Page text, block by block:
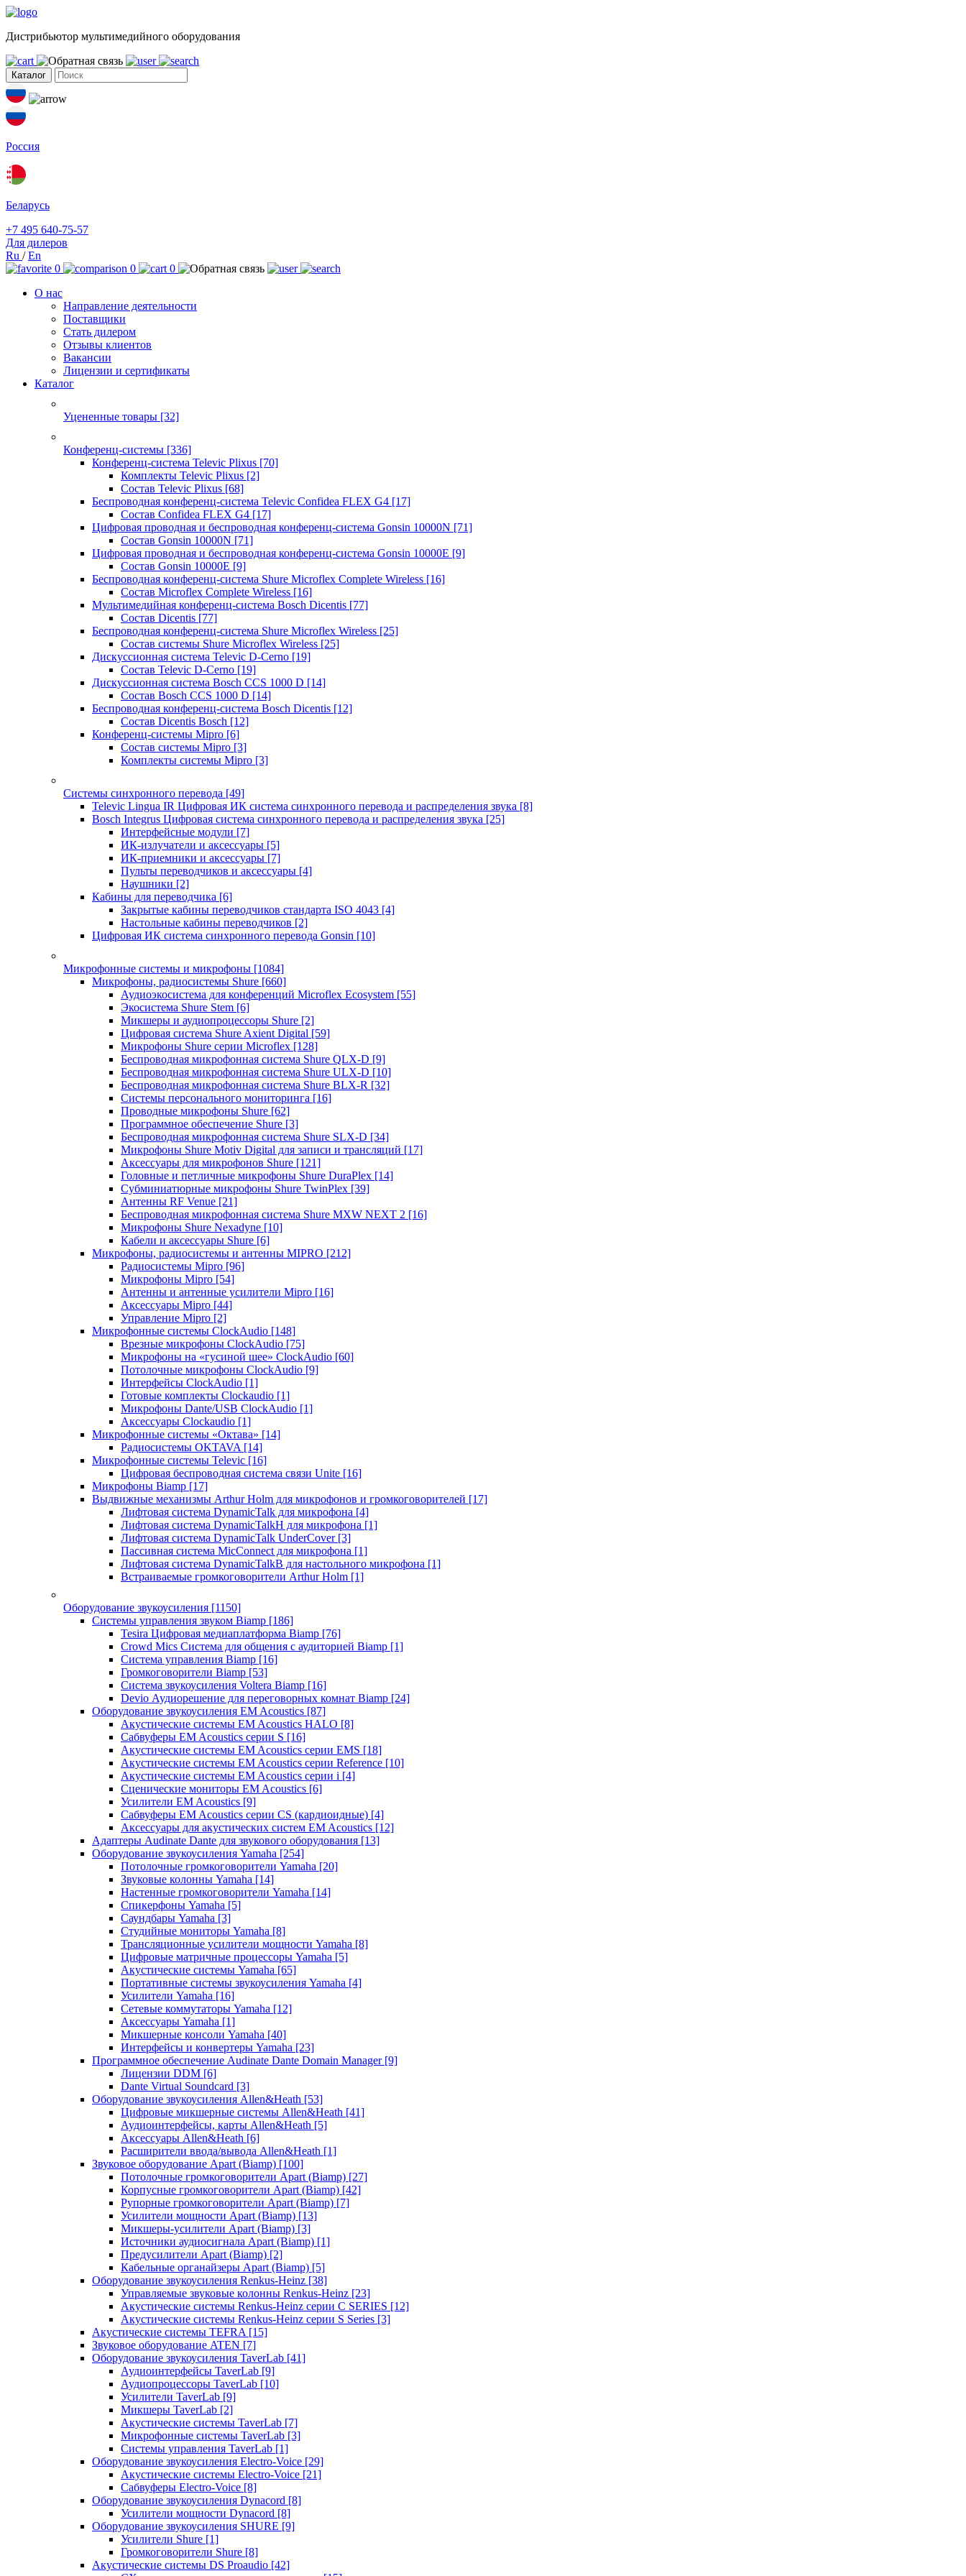
Дистрибьютор мультимедийного оборудования
Каталог
Россия
Беларусь
+7 495 640-75-57
Для дилеров
Ru /En
0
0
0
О нас
Направление деятельности
Поставщики
Стать дилером
Отзывы клиентов
Вакансии
Лицензии и сертификаты
Каталог
Уцененные товары [32]
Конференц-системы [336]
Конференц-система Televic Plixus [70]
Комплекты Televic Plixus [2]
Состав Televic Plixus [68]
Беспроводная конференц-система Televic Confidea FLEX G4 [17]
Состав Confidea FLEX G4 [17]
Цифровая проводная и беспроводная конференц-система Gonsin 10000N [71]
Состав Gonsin 10000N [71]
Цифровая проводная и беспроводная конференц-система Gonsin 10000E [9]
Состав Gonsin 10000E [9]
Беспроводная конференц-система Shure Microflex Complete Wireless [16]
Состав Microflex Complete Wireless [16]
Мультимедийная конференц-система Bosch Dicentis [77]
Состав Dicentis [77]
Беспроводная конференц-система Shure Microflex Wireless [25]
Состав системы Shure Microflex Wireless [25]
Дискуссионная система Televic D-Cerno [19]
Состав Televic D-Cerno [19]
Дискуссионная система Bosch CCS 1000 D [14]
Состав Bosch CCS 1000 D [14]
Беспроводная конференц-система Bosch Dicentis [12]
Состав Dicentis Bosch [12]
Конференц-системы Mipro [6]
Состав системы Mipro [3]
Комплекты системы Mipro [3]
Системы синхронного перевода [49]
Televic Lingua IR Цифровая ИК система синхронного перевода и распределения звука [8]
Bosch Integrus Цифровая система синхронного перевода и распределения звука [25]
Интерфейсные модули [7]
ИК-излучатели и аксессуары [5]
ИК-приемники и аксессуары [7]
Пульты переводчиков и аксессуары [4]
Наушники [2]
Кабины для переводчика [6]
Закрытые кабины переводчиков стандарта ISO 4043 [4]
Настольные кабины переводчиков [2]
Цифровая ИК система синхронного перевода Gonsin [10]
Микрофонные системы и микрофоны [1084]
Микрофоны, радиосистемы Shure [660]
Аудиоэкосистема для конференций Microflex Ecosystem [55]
Экосистема Shure Stem [6]
Микшеры и аудиопроцессоры Shure [2]
Цифровая система Shure Axient Digital [59]
Микрофоны Shure серии Microflex [128]
Беспроводная микрофонная система Shure QLX-D [9]
Беспроводная микрофонная система Shure ULX-D [10]
Беспроводная микрофонная система Shure BLX-R [32]
Системы персонального мониторинга [16]
Проводные микрофоны Shure [62]
Программное обеспечение Shure [3]
Беспроводная микрофонная система Shure SLX-D [34]
Микрофоны Shure Motiv Digital для записи и трансляций [17]
Аксессуары для микрофонов Shure [121]
Головные и петличные микрофоны Shure DuraPlex [14]
Субминиатюрные микрофоны Shure TwinPlex [39]
Антенны RF Venue [21]
Беспроводная микрофонная система Shure MXW NEXT 2 [16]
Микрофоны Shure Nexadyne [10]
Кабели и аксессуары Shure [6]
Микрофоны, радиосистемы и антенны MIPRO [212]
Радиосистемы Mipro [96]
Микрофоны Mipro [54]
Антенны и антенные усилители Mipro [16]
Аксессуары Mipro [44]
Управление Mipro [2]
Микрофонные системы ClockAudio [148]
Врезные микрофоны ClockAudio [75]
Микрофоны на «гусиной шее» ClockAudio [60]
Потолочные микрофоны ClockAudio [9]
Интерфейсы ClockAudio [1]
Готовые комплекты Clockaudio [1]
Микрофоны Dante/USB ClockAudio [1]
Аксессуары Clockaudio [1]
Микрофонные системы «Октава» [14]
Радиосистемы OKTAVA [14]
Микрофонные системы Televic [16]
Цифровая беспроводная система связи Unite [16]
Микрофоны Biamp [17]
Выдвижные механизмы Arthur Holm для микрофонов и громкоговорителей [17]
Лифтовая система DynamicTalk для микрофона [4]
Лифтовая система DynamicTalkH для микрофона [1]
Лифтовая система DynamicTalk UnderCover [3]
Пассивная система MicConnect для микрофона [1]
Лифтовая система DynamicTalkB для настольного микрофона [1]
Встраиваемые громкоговорители Arthur Holm [1]
Оборудование звукоусиления [1150]
Системы управления звуком Biamp [186]
Tesira Цифровая медиаплатформа Biamp [76]
Crowd Mics Система для общения с аудиторией Biamp [1]
Система управления Biamp [16]
Громкоговорители Biamp [53]
Система звукоусиления Voltera Biamp [16]
Devio Аудиорешение для переговорных комнат Biamp [24]
Оборудование звукоусиления EM Acoustics [87]
Акустические системы EM Acoustics HALO [8]
Сабвуферы EM Acoustics серии S [16]
Акустические системы EM Acoustics серии EMS [18]
Акустические системы EM Acoustics серии Reference [10]
Акустические системы EM Acoustics серии i [4]
Сценические мониторы EM Acoustics [6]
Усилители EM Acoustics [9]
Сабвуферы EM Acoustics серии CS (кардиоидные) [4]
Аксессуары для акустических систем EM Acoustics [12]
Адаптеры Audinate Dante для звукового оборудования [13]
Оборудование звукоусиления Yamaha [254]
Потолочные громкоговорители Yamaha [20]
Звуковые колонны Yamaha [14]
Настенные громкоговорители Yamaha [14]
Спикерфоны Yamaha [5]
Саундбары Yamaha [3]
Студийные мониторы Yamaha [8]
Трансляционные усилители мощности Yamaha [8]
Цифровые матричные процессоры Yamaha [5]
Акустические системы Yamaha [65]
Портативные системы звукоусиления Yamaha [4]
Усилители Yamaha [16]
Сетевые коммутаторы Yamaha [12]
Аксессуары Yamaha [1]
Микшерные консоли Yamaha [40]
Интерфейсы и конвертеры Yamaha [23]
Программное обеспечение Audinate Dante Domain Manager [9]
Лицензии DDM [6]
Dante Virtual Soundcard [3]
Оборудование звукоусиления Allen&Heath [53]
Цифровые микшерные системы Allen&Heath [41]
Аудиоинтерфейсы, карты Allen&Heath [5]
Аксессуары Allen&Heath [6]
Расширители ввода/вывода Allen&Heath [1]
Звуковое оборудование Apart (Biamp) [100]
Потолочные громкоговорители Apart (Biamp) [27]
Корпусные громкоговорители Apart (Biamp) [42]
Рупорные громкоговорители Apart (Biamp) [7]
Усилители мощности Apart (Biamp) [13]
Микшеры-усилители Apart (Biamp) [3]
Источники аудиосигнала Apart (Biamp) [1]
Предусилители Apart (Biamp) [2]
Кабельные органайзеры Apart (Biamp) [5]
Оборудование звукоусиления Renkus-Heinz [38]
Управляемые звуковые колонны Renkus-Heinz [23]
Акустические системы Renkus-Heinz серии C SERIES [12]
Акустические системы Renkus-Heinz серии S Series [3]
Акустические системы TEFRA [15]
Звуковое оборудование ATEN [7]
Оборудование звукоусиления TaverLab [41]
Аудиоинтерфейсы TaverLab [9]
Аудиопроцессоры TaverLab [10]
Усилители TaverLab [9]
Микшеры TaverLab [2]
Акустические системы TaverLab [7]
Микрофонные системы TaverLab [3]
Системы управления TaverLab [1]
Оборудование звукоусиления Electro-Voice [29]
Акустические системы Electro-Voice [21]
Сабвуферы Electro-Voice [8]
Оборудование звукоусиления Dynacord [8]
Усилители мощности Dynacord [8]
Оборудование звукоусиления SHURE [9]
Усилители Shure [1]
Громкоговорители Shure [8]
Акустические системы DS Proaudio [42]